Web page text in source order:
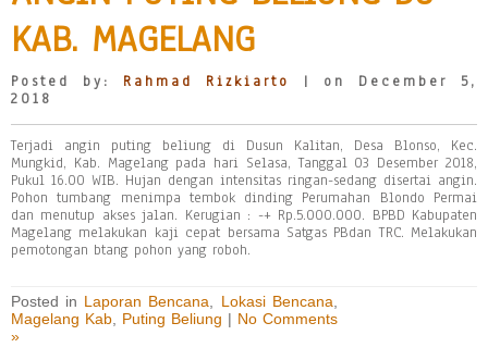
KAB. MAGELANG
Posted by: Rahmad Rizkiarto
| on December 5,
2018
Terjadi angin puting beliung di Dusun Kalitan, Desa Blonso, Kec.
Mungkid, Kab. Magelang pada hari Selasa, Tanggal 03 Desember 2018,
Pukul 16.00 WIB. Hujan dengan intensitas ringan-sedang disertai angin.
Pohon tumbang menimpa tembok dinding Perumahan Blondo Permai
dan menutup akses jalan. Kerugian : -+ Rp.5.000.000. BPBD Kabupaten
Magelang melakukan kaji cepat bersama Satgas PBdan TRC. Melakukan
pemotongan btang pohon yang roboh.
Posted in Laporan Bencana Lokasi Bencana
Magelang Kab, Puting Beliung | No Comments
»